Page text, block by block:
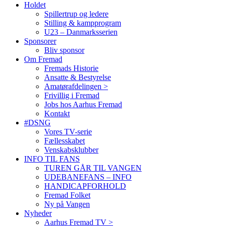
Holdet
Spillertrup og ledere
Stilling & kampprogram
U23 – Danmarksserien
Sponsorer
Bliv sponsor
Om Fremad
Fremads Historie
Ansatte & Bestyrelse
Amatørafdelingen >
Frivillig i Fremad
Jobs hos Aarhus Fremad
Kontakt
#DSNG
Vores TV-serie
Fællesskabet
Venskabsklubber
INFO TIL FANS
TUREN GÅR TIL VANGEN
UDEBANEFANS – INFO
HANDICAPFORHOLD
Fremad Folket
Ny på Vangen
Nyheder
Aarhus Fremad TV >